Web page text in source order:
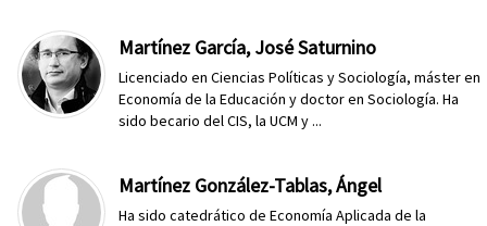
Martínez García, José Saturnino
Licenciado en Ciencias Políticas y Sociología, máster en
Economía de la Educación y doctor en Sociología. Ha
sido becario del CIS, la UCM y ...
Martínez González-Tablas, Ángel
Ha sido catedrático de Economía Aplicada de la